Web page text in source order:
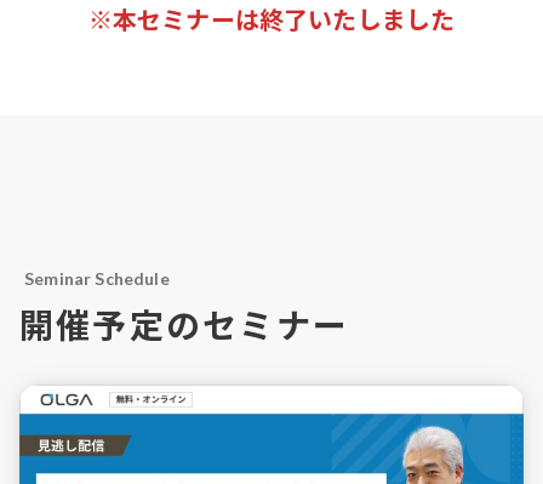
※本セミナーは終了いたしました
Seminar Schedule
開催予定のセミナー